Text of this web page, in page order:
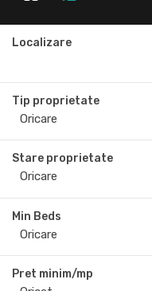
Localizare
Tip proprietate
Stare proprietate
Min Beds
Pret minim/mp